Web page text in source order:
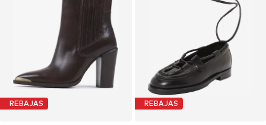
REBAJAS REBAJAS